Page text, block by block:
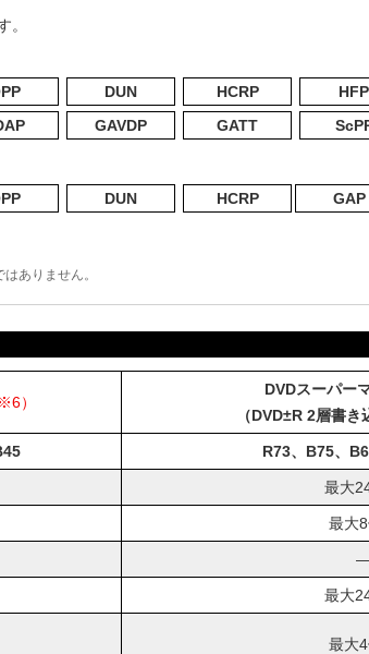
。
DUN HCRP HFP
GAVDP GATT
DUN HCRP GAP
ありません。
）
DVDスーパー
（DVD±R 2層書き
R73、B75、
最大
最大
最大
最大